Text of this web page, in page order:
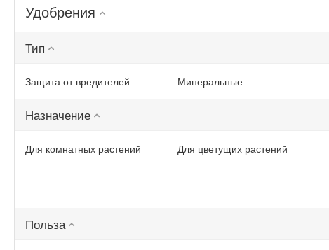
Удобрения
Тип
Защита от вредителей Минеральные
Назначение
Для комнатных растений Для цветущих растений
Польза